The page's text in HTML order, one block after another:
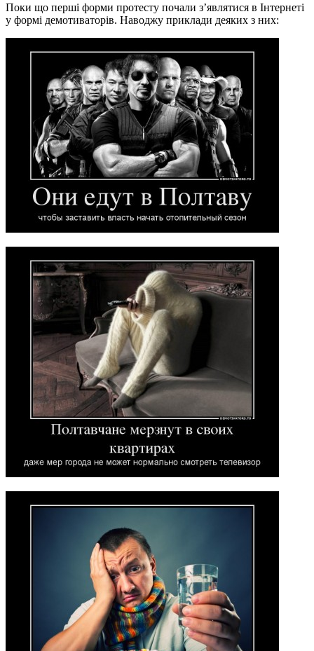
Поки що перші форми протесту почали з’являтися в Інтернеті
у формі демотиваторів. Наводжу приклади деяких з них: